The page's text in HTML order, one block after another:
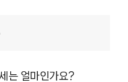
는 얼마인가요?